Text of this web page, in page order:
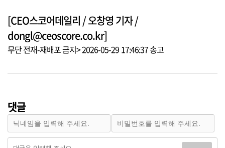
[CEO스코어데일리 / 오창영 기자 /
dongl@ceoscore.co.kr]
무단 전재-재배포 금지> 2026-05-29 17:46:37 송고
댓글